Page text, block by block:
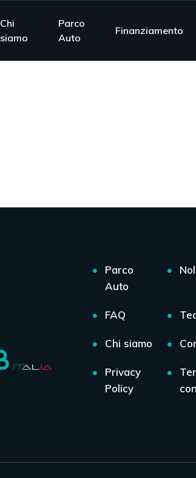
Chi
siamo
Parco
Auto
Finanziamento
Parco
Auto
FAQ
Chi siamo
Privacy
Policy